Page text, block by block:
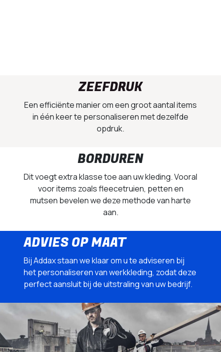
ZEEFDRUK
Een efficiënte manier om een groot aantal items
in één keer te personaliseren met dezelfde
opdruk.
BORDUREN
Dit voegt extra klasse toe aan uw kleding. Vooral
voor items zoals fleecetruien, petten en
mutsen bevelen we deze methode van harte
aan.
ADVIES OP MAAT
Bij Addax staan we klaar om u te adviseren bij
het personaliseren van werkkleding, zodat deze
perfect aansluit bij de uitstraling van uw bedrijf.